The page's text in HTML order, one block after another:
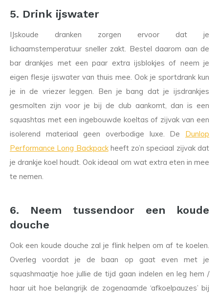
5. Drink ijswater
IJskoude dranken zorgen ervoor dat je
lichaamstemperatuur sneller zakt. Bestel daarom aan de
bar drankjes met een paar extra ijsblokjes of neem je
eigen flesje ijswater van thuis mee. Ook je sportdrank kun
je in de vriezer leggen. Ben je bang dat je ijsdrankjes
gesmolten zijn voor je bij de club aankomt, dan is een
squashtas met een ingebouwde koeltas of zijvak van een
isolerend materiaal geen overbodige luxe. De Dunlop
Performance Long Backpack heeft zo’n speciaal zijvak dat
je drankje koel houdt. Ook ideaal om wat extra eten in mee
te nemen.
6. Neem tussendoor een koude
douche
Ook een koude douche zal je flink helpen om af te koelen.
Overleg voordat je de baan op gaat even met je
squashmaatje hoe jullie de tijd gaan indelen en leg hem /
haar uit hoe belangrijk de zogenaamde ‘afkoelpauzes’ bij